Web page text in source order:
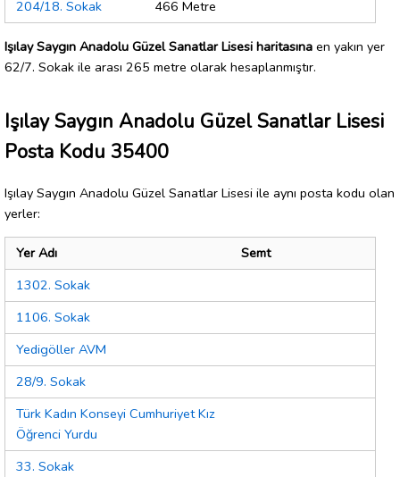
204/18. Sokak
466 Metre
Işılay Saygın Anadolu Güzel Sanatlar Lisesi haritasına en yakın yer
62/7. Sokak ile arası 265 metre olarak hesaplanmıştır.
Işılay Saygın Anadolu Güzel Sanatlar Lisesi
Posta Kodu 35400
Işılay Saygın Anadolu Güzel Sanatlar Lisesi ile aynı posta kodu olan
yerler:
Yer Adı
Semt
1302. Sokak
1106. Sokak
Yedigöller AVM
28/9. Sokak
Türk Kadın Konseyi Cumhuriyet Kız
Öğrenci Yurdu
33. Sokak